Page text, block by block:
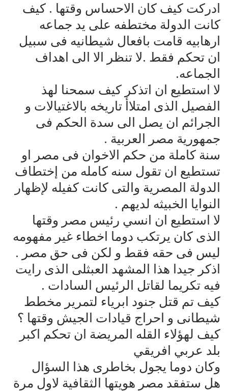
ادركت كيف كان الاحساس وقتها . كيف
كانت الدولة مختطفه على يد جماعه
ارهابيه قامت بافعال شيطانيه فى سبيل
ان تحكم فقط .لا تنظر الا الى اهداف
الجماعه.
لا استطيع ان اتذكر كيف سمحنا لهذ
الفصيل الذى امتلاأ تاريخه بالاغتيالات و
الجرائم ان يصل الى سدة الحكم فى
جمهورية مصر العربية .
سنة كاملة من حكم الاخوان فى مصر او
تستطيع ان تقول سنه كامله من إختطاف
الدولة المصرية والتى كانت كفيله لإظهار
النوايا الخبيثه لديهم .
لا استطيع ان انسي رئيس مصر وقتها
الذى كان يرتكب دوما اخطاء غير مفهومه
ليس فى حقه فقط و لكن فى حق مصر .
اذكر جيدا هذا المشهد العبثلى الذى رايت
فيه تكريما لقاتل الرئيس السادات .
كيف تم قتل جنود ابرياء لتمرير مخطط
شيطانى و احراج قيادات الجيش وقتها ؟
كيف لهؤلاء القله المريضة ان تحكم اكبر
بلد عربي افريقي
وكان دوما يجول بخاطرى هذا السؤال
هل ستفقد مصر هويتها الثقافية لاول مرة